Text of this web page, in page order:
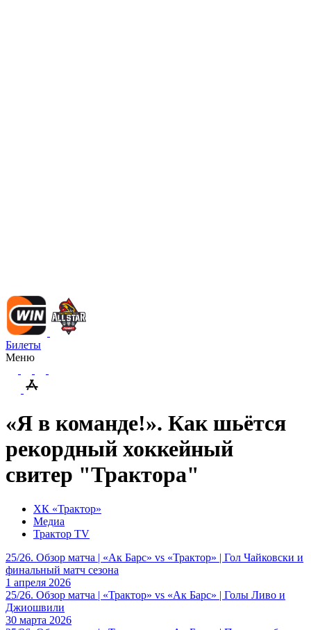
Билеты
Меню
«Я в команде!». Как шьётся
рекордный хоккейный
свитер "Трактора"
ХК «Трактор»
Медиа
Трактор TV
25/26. Обзор матча | «Ак Барс» vs «Трактор» | Гол Чайковски и
финальный матч сезона
1 апреля 2026
25/26. Обзор матча | «Трактор» vs «Ак Барс» | Голы Ливо и
Джиошвили
30 марта 2026